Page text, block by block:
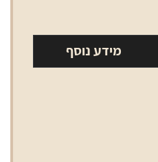
מידע נוסף